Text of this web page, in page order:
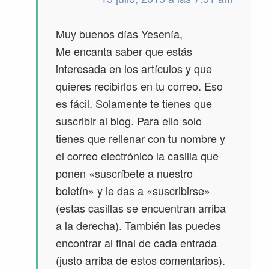
Muy buenos días Yesenía,
Me encanta saber que estás
interesada en los artículos y que
quieres recibirlos en tu correo. Eso
es fácil. Solamente te tienes que
suscribir al blog. Para ello solo
tienes que rellenar con tu nombre y
el correo electrónico la casilla que
ponen «suscríbete a nuestro
boletín» y le das a «suscribirse»
(estas casillas se encuentran arriba
a la derecha). También las puedes
encontrar al final de cada entrada
(justo arriba de estos comentarios).